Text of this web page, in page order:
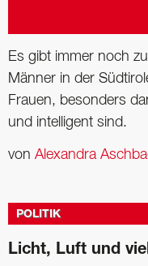
Es gibt immer noch
Männer in der
Frauen, besonders
und intelligent sind.
von Alexandra
POLITIK
Licht, Luft und